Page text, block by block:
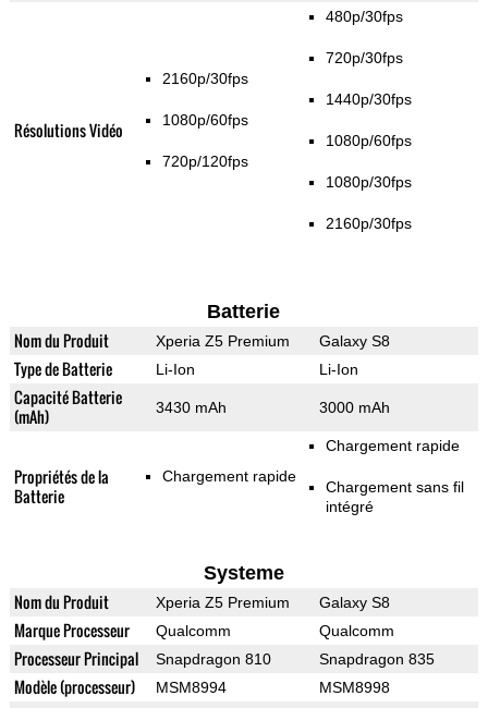
Résolutions Vidéo
2160p/30fps
1080p/60fps
720p/120fps
480p/30fps
720p/30fps
1440p/30fps
1080p/60fps
1080p/30fps
2160p/30fps
Batterie
Nom du Produit Xperia Z5 Premium Galaxy S8
Type de Batterie Li-Ion Li-Ion
Capacité Batterie
(mAh)
3430 mAh 3000 mAh
Propriétés de la
Batterie
Chargement rapide
Chargement rapide
Chargement sans fil
intégré
Systeme
Nom du Produit Xperia Z5 Premium Galaxy S8
Marque Processeur Qualcomm Qualcomm
Processeur Principal Snapdragon 810 Snapdragon 835
Modèle (processeur) MSM8994 MSM8998